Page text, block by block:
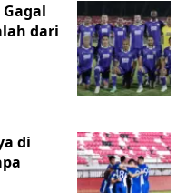
dari
di